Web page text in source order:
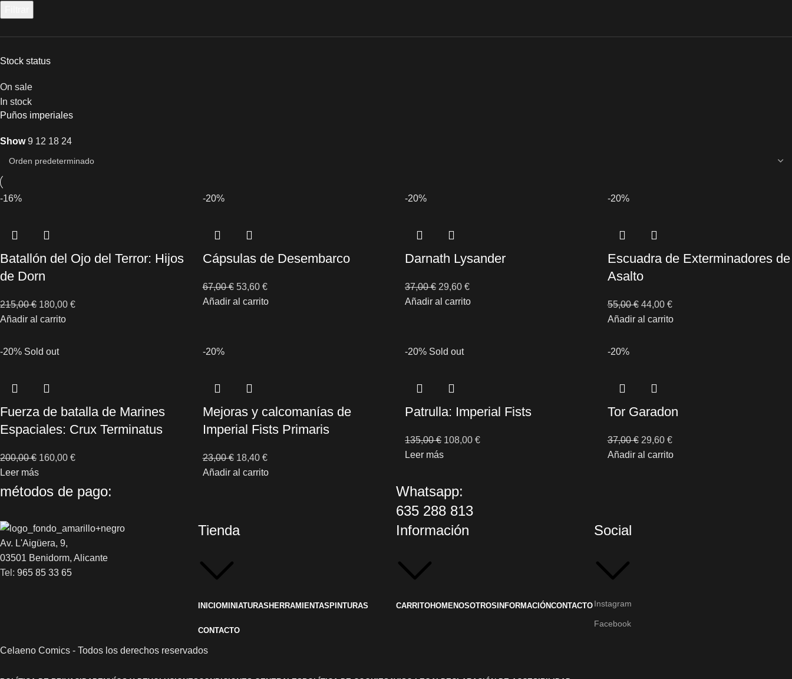
Stock status
On sale
In stock
Puños imperiales
Show9 12 18 24
-16%
Batallón del Ojo del Terror: Hijos
de Dorn
215,00€ 180,00 €
Añadir al carrito
-20%
Cápsulas de Desembarco
67,00€ 53,60 €
Añadir al carrito
-20%
Darnath Lysander
37,00€ 29,60 €
Añadir al carrito
-20%
Escuadra de Exterminadores de
Asalto
55,00€ 44,00 €
Añadir al carrito
-20% Sold out
Fuerza de batalla de Marines
Espaciales: Crux Terminatus
200,00€ 160,00 €
Leer más
-20%
Mejoras y calcomanías de
Imperial Fists Primaris
23,00€ 18,40 €
Añadir al carrito
-20% Sold out
Patrulla: Imperial Fists
135,00€ 108,00 €
Leer más
-20%
Tor Garadon
37,00€ 29,60 €
Añadir al carrito
métodos de pago:
Whatsapp:
635 288 813
Av. L'Aigüera, 9,
03501 Benidorm, Alicante
Tel: 965 85 33 65
Tienda
INICIOMINIATURASHERRAMIENTASPINTURAS
CONTACTO
Información
CARRITOHOMENOSOTROSINFORMACIÓNCONTACTO
Social
Instagram
Facebook
Celaeno Comics - Todos los derechos reservados